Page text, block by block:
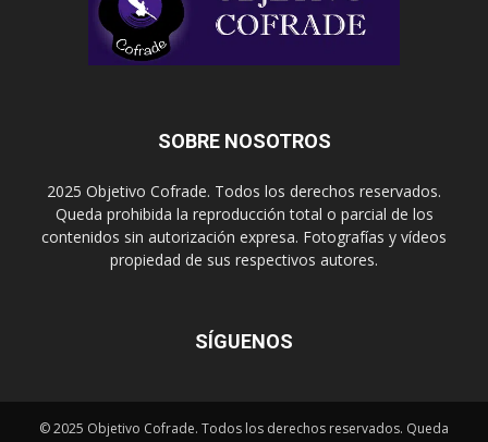
SOBRE NOSOTROS
2025 Objetivo Cofrade. Todos los derechos reservados.
Queda prohibida la reproducción total o parcial de los
contenidos sin autorización expresa. Fotografías y vídeos
propiedad de sus respectivos autores.
SÍGUENOS
© 2025 Objetivo Cofrade. Todos los derechos reservados. Queda